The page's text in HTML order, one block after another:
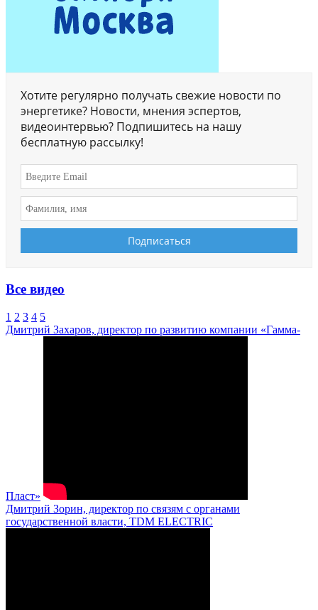
Хотите регулярно получать свежие новости по
энергетике? Новости, мнения эспертов,
видеоинтервью? Подпишитесь на нашу
бесплатную рассылку!
Все видео
1 2 3 4 5
Дмитрий Захаров, директор по развитию компании «Гамма-
Пласт»
Дмитрий Зорин, директор по связям с органами
государственной власти, TDM ELECTRIC